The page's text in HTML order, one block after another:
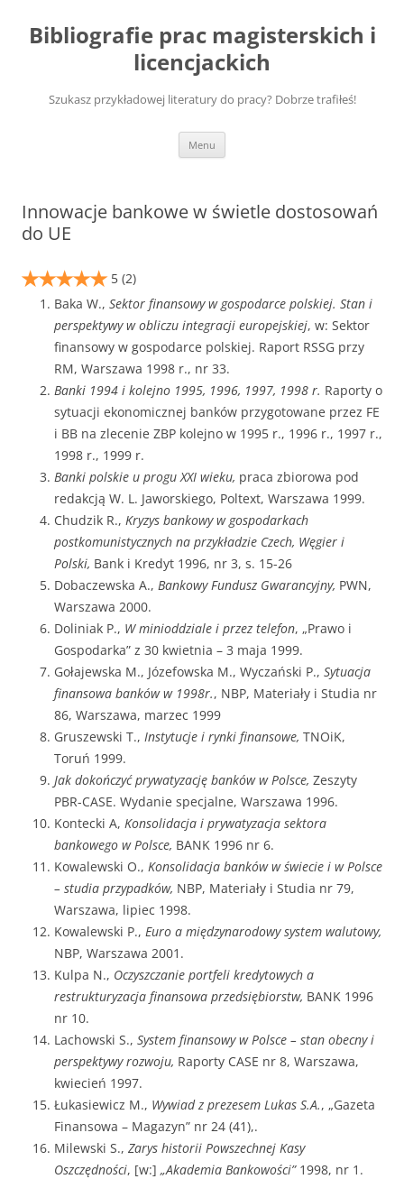
treści
Bibliografie prac magisterskich i
licencjackich
Szukasz przykładowej literatury do pracy? Dobrze trafiłeś!
Menu
Innowacje bankowe w świetle dostosowań
do UE
5 (2)
Baka W., Sektor finansowy w gospodarce polskiej. Stan i
perspektywy w obliczu integracji europejskiej, w: Sektor
finansowy w gospodarce polskiej. Raport RSSG przy
RM, Warszawa 1998 r., nr 33.
Banki 1994 i kolejno 1995, 1996, 1997, 1998 r. Raporty o
sytuacji ekonomicznej banków przygotowane przez FE
i BB na zlecenie ZBP kolejno w 1995 r., 1996 r., 1997 r.,
1998 r., 1999 r.
Banki polskie u progu XXI wieku, praca zbiorowa pod
redakcją W. L. Jaworskiego, Poltext, Warszawa 1999.
Chudzik R., Kryzys bankowy w gospodarkach
postkomunistycznych na przykładzie Czech, Węgier i
Polski, Bank i Kredyt 1996, nr 3, s. 15-26
Dobaczewska A., Bankowy Fundusz Gwarancyjny, PWN,
Warszawa 2000.
Doliniak P., W minioddziale i przez telefon, „Prawo i
Gospodarka” z 30 kwietnia – 3 maja 1999.
Gołajewska M., Józefowska M., Wyczański P., Sytuacja
finansowa banków w 1998r., NBP, Materiały i Studia nr
86, Warszawa, marzec 1999
Gruszewski T., Instytucje i rynki finansowe, TNOiK,
Toruń 1999.
Jak dokończyć prywatyzację banków w Polsce, Zeszyty
PBR-CASE. Wydanie specjalne, Warszawa 1996.
Kontecki A, Konsolidacja i prywatyzacja sektora
bankowego w Polsce, BANK 1996 nr 6.
Kowalewski O., Konsolidacja banków w świecie i w Polsce
– studia przypadków, NBP, Materiały i Studia nr 79,
Warszawa, lipiec 1998.
Kowalewski P., Euro a międzynarodowy system walutowy,
NBP, Warszawa 2001.
Kulpa N., Oczyszczanie portfeli kredytowych a
restrukturyzacja finansowa przedsiębiorstw, BANK 1996
nr 10.
Lachowski S., System finansowy w Polsce – stan obecny i
perspektywy rozwoju, Raporty CASE nr 8, Warszawa,
kwiecień 1997.
Łukasiewicz M., Wywiad z prezesem Lukas S.A., „Gazeta
Finansowa – Magazyn” nr 24 (41),.
Milewski S., Zarys historii Powszechnej Kasy
Oszczędności, [w:] „Akademia Bankowości”1998, nr 1.